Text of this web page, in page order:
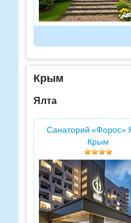
Крым
Ялта
Санаторий «Форос»
Крым